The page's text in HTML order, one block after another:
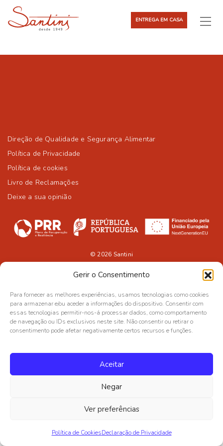
Gerir o Consentimento
Para fornecer as melhores experiências, usamos tecnologias como cookies
para armazenar e/ou aceder a informações do dispositivo. Consentir com
essas tecnologias permitir-nos-á processar dados, como comportamento
de navegação ou IDs exclusivos neste site. Não consentir ou retirar o
consentimento pode afetar negativamente certos recursos e funções.
Aceitar
Negar
Ver preferências
Política de CookiesDeclaração de Privacidade
ENTREGA EM CASA
Direção de Qualidade e Segurança Alimentar
Política de Privacidade
Política de cookies
Livro de Reclamações
Deixe a sua opinião
© 2026 Santini